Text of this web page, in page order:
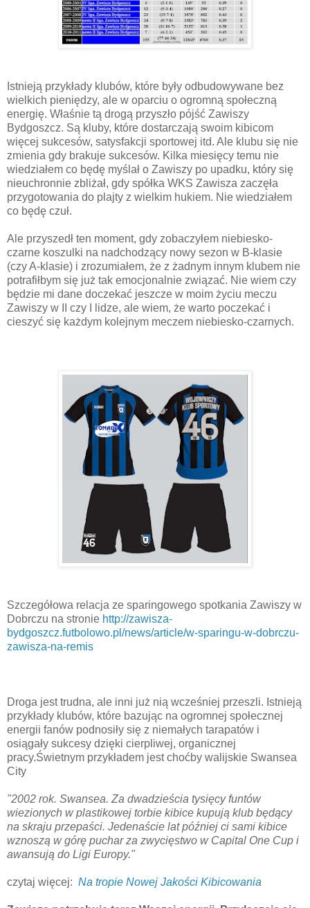
Istnieją przykłady klubów, które były odbudowywane bez
wielkich pieniędzy, ale w oparciu o ogromną społeczną
energię. Właśnie tą drogą przyszło pójść Zawiszy
Bydgoszcz. Są kluby, które dostarczają swoim kibicom
więcej sukcesów, satysfakcji sportowej itd. Ale klubu się nie
zmienia gdy brakuje sukcesów. Kilka miesięcy temu nie
wiedziałem co będę myślał o Zawiszy po upadku, który się
nieuchronnie zbliżał, gdy spółka WKS Zawisza zaczęła
przygotowania do plajty z wielkim hukiem. Nie wiedziałem
co będę czuł.
Ale przyszedł ten moment, gdy zobaczyłem niebiesko-
czarne koszulki na nadchodzący nowy sezon w B-klasie
(czy A-klasie) i zrozumiałem, że z żadnym innym klubem nie
potrafiłbym się już tak emocjonalnie związać. Nie wiem czy
będzie mi dane doczekać jeszcze w moim życiu meczu
Zawiszy w II czy I lidze, ale wiem, że warto poczekać i
cieszyć się każdym kolejnym meczem niebiesko-czarnych.
Szczegółowa relacja ze sparingowego spotkania Zawiszy w
Dobrczu na stronie http://zawisza-
bydgoszcz.futbolowo.pl/news/article/w-sparingu-w-dobrczu-
zawisza-na-remis
Droga jest trudna, ale inni już nią wcześniej przeszli. Istnieją
przykłady klubów, które bazując na ogromnej społecznej
energii fanów podnosiły się z niemałych tarapatów i
osiągały sukcesy dzięki cierpliwej, organicznej
pracy.Świetnym przykładem jest choćby walijskie Swansea
City
"2002 rok. Swansea. Za dwadzieścia tysięcy funtów
wiezionych w plastikowej torbie kibice kupują klub będący
na skraju przepaści. Jedenaście lat później ci sami kibice
wznoszą w górę puchar za zwycięstwo w Capital One Cup i
awansują do Ligi Europy."
czytaj więcej: Na tropie Nowej Jakości Kibicowania